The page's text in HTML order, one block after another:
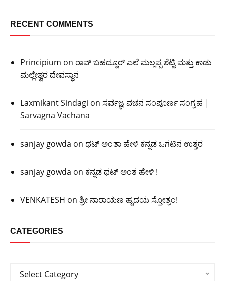
RECENT COMMENTS
Principium on ರಾವ್ ಬಹದ್ದೂರ್ ಎಲೆ ಮಲ್ಲಪ್ಪ ಶೆಟ್ಟಿ ಮತ್ತು ಕಾಡು
ಮಲ್ಲೇಶ್ವರ ದೇವಸ್ಥಾನ
Laxmikant Sindagi on ಸರ್ವಜ್ಞ ವಚನ ಸಂಪೂರ್ಣ ಸಂಗ್ರಹ |
Sarvagna Vachana
sanjay gowda on ಥಟ್ ಅಂತಾ ಹೇಳಿ ಕನ್ನಡ ಒಗಟಿನ ಉತ್ತರ
sanjay gowda on ಕನ್ನಡ ಥಟ್ ಅಂತ ಹೇಳಿ !
VENKATESH on ಶ್ರೀ ನಾರಾಯಣ ಹೃದಯ ಸ್ತೋತ್ರಂ!
CATEGORIES
Categories
Select Category